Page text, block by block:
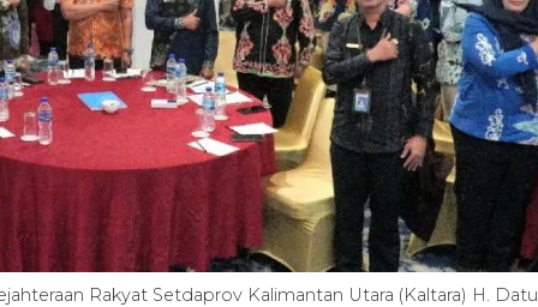
Rakyat Setdaprov Kalimantan Utara (Kaltara) H. Datu